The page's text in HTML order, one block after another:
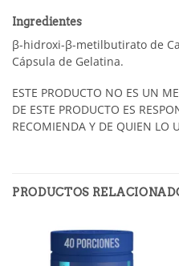
Ingredientes
β-hidroxi-β-metilbutirato de
Cápsula de Gelatina.
ESTE PRODUCTO NO ES UN
DE ESTE PRODUCTO ES
RECOMIENDA Y DE QUIEN LO
PRODUCTOS